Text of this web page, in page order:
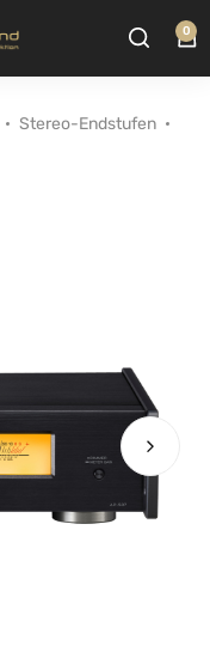
0
Stereo-Endstufen